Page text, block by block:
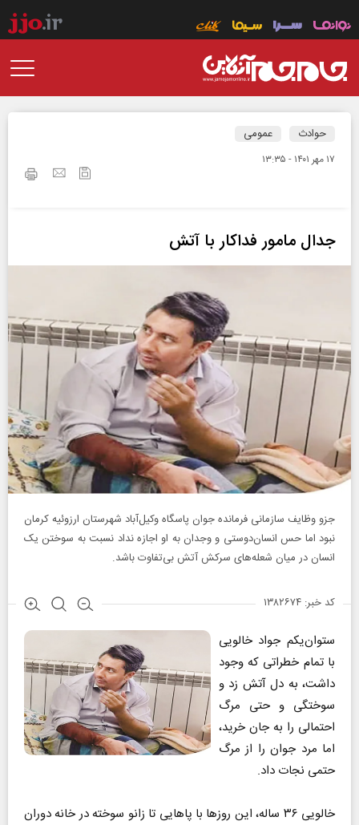
حوادث عمومی
۱۷ مهر ۱۴۰۱ - ۱۳:۳۵
جدال مامور فداکار با آتش
جزو وظایف سازمانی فرمانده جوان پاسگاه وکیل‌آباد شهرستان ارزوئیه کرمان
نبود اما حس انسان‌دوستی و وجدان به او اجازه نداد نسبت به سوختن یک
انسان در میان شعله‌های سرکش آتش بی‌تفاوت باشد.
کد خبر: ۱۳۸۲۶۷۴
ستوان‌یکم جواد خالویی
با تمام خطراتی که وجود
داشت، به دل آتش زد و
سوختگی و حتی مرگ
احتمالی را به جان خرید،
اما مرد جوان را از مرگ
حتمی نجات داد.
خالویی ۳۶ ساله، این روز‌ها با پا‌هایی تا زانو سوخته در خانه دوران